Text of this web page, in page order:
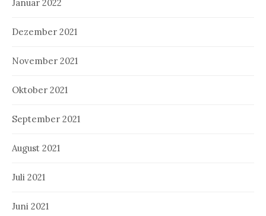
Januar 2022
Dezember 2021
November 2021
Oktober 2021
September 2021
August 2021
Juli 2021
Juni 2021